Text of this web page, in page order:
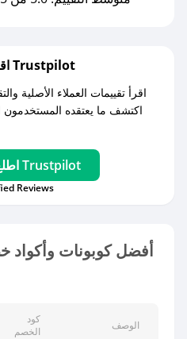
اقرأ تقييمات واراء العملاء على Trustpilot
اقرأ تقييمات العملاء الأصلية
اكتشف ما يعتقده المستخدمون
اطلع على آراء عملائنا على Trustpilot
Reviews
أفضل كوبونات
كود
الخصم
الوصف